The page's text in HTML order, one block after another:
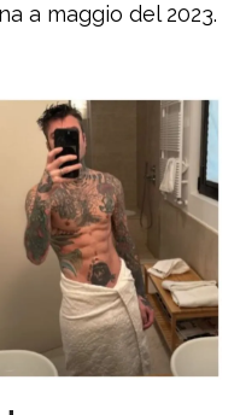
a maggio del 2023.